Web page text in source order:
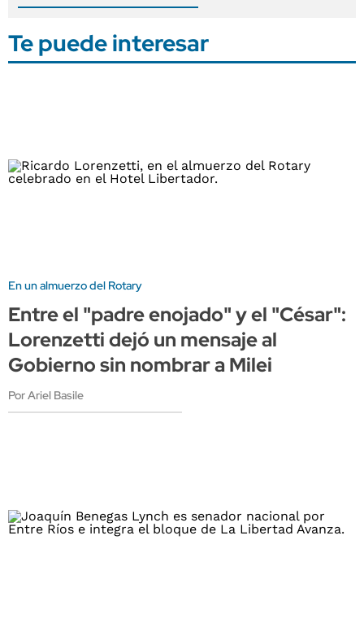
Te puede interesar
En un almuerzo del Rotary
Entre el "padre enojado" y el "César":
Lorenzetti dejó un mensaje al
Gobierno sin nombrar a Milei
Por Ariel Basile